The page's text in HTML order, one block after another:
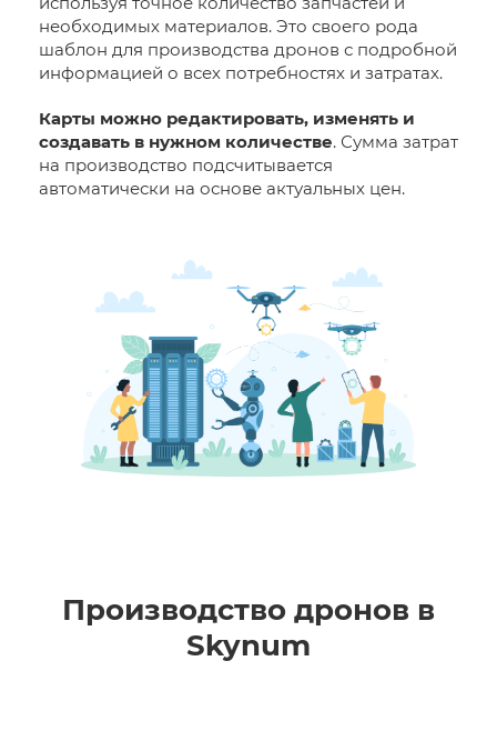
необходимых материалов. Это своего рода
шаблон для производства дронов с подробной
информацией о всех потребностях и затратах.
Карты можно редактировать, изменять и
создавать в нужном количестве. Сумма затрат
на производство подсчитывается
автоматически на основе актуальных цен.
Производство дронов в
Skynum